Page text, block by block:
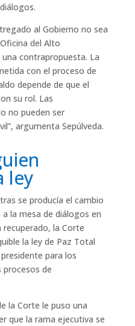
al Gobierno no sea
del Alto
contrapropuesta. La
con el proceso de
depende de que el
su rol. Las
no pueden ser
argumenta Sepúlveda.
ley
se producía el cambio
la mesa de diálogos en
la Corte
la ley de Paz Total
para los
de
la Corte le puso una
que la rama ejecutiva se